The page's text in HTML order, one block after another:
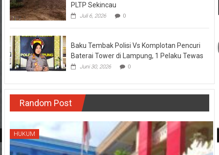
PLTP Sekincau
Juli 6, 2026 0
Baku Tembak Polisi Vs Komplotan Pencuri
Baterai Tower di Lampung, 1 Pelaku Tewas
Juni 30, 2026 0
Random Post
HUKUM